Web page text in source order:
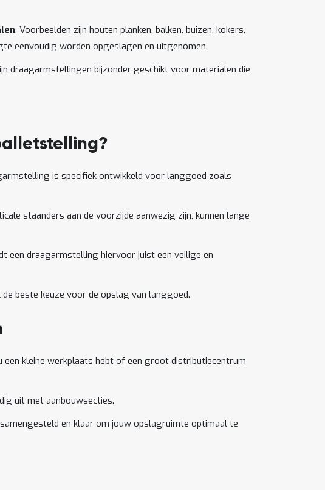
. Voorbeelden zijn houten planken, balken, buizen, kokers,
eenvoudig worden opgeslagen en uitgenomen.
draagarmstellingen bijzonder geschikt voor materialen die
is specifiek ontwikkeld voor langgoed zoals
staanders aan de voorzijde aanwezig zijn, kunnen lange
een draagarmstelling hiervoor juist een veilige en
beste keuze voor de opslag van langgoed.
kleine werkplaats hebt of een groot distributiecentrum
uit met aanbouwsecties.
en klaar om jouw opslagruimte optimaal te